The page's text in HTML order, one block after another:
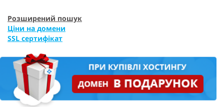
Розширений пошук
Ціни на домени
SSL сертифікат